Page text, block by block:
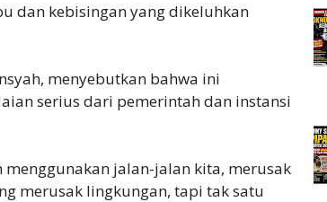
dan kebisingan yang dikeluhkan
menyebutkan bahwa ini
serius dari pemerintah dan instansi
jalan-jalan kita, merusak
merusak lingkungan, tapi tak satu